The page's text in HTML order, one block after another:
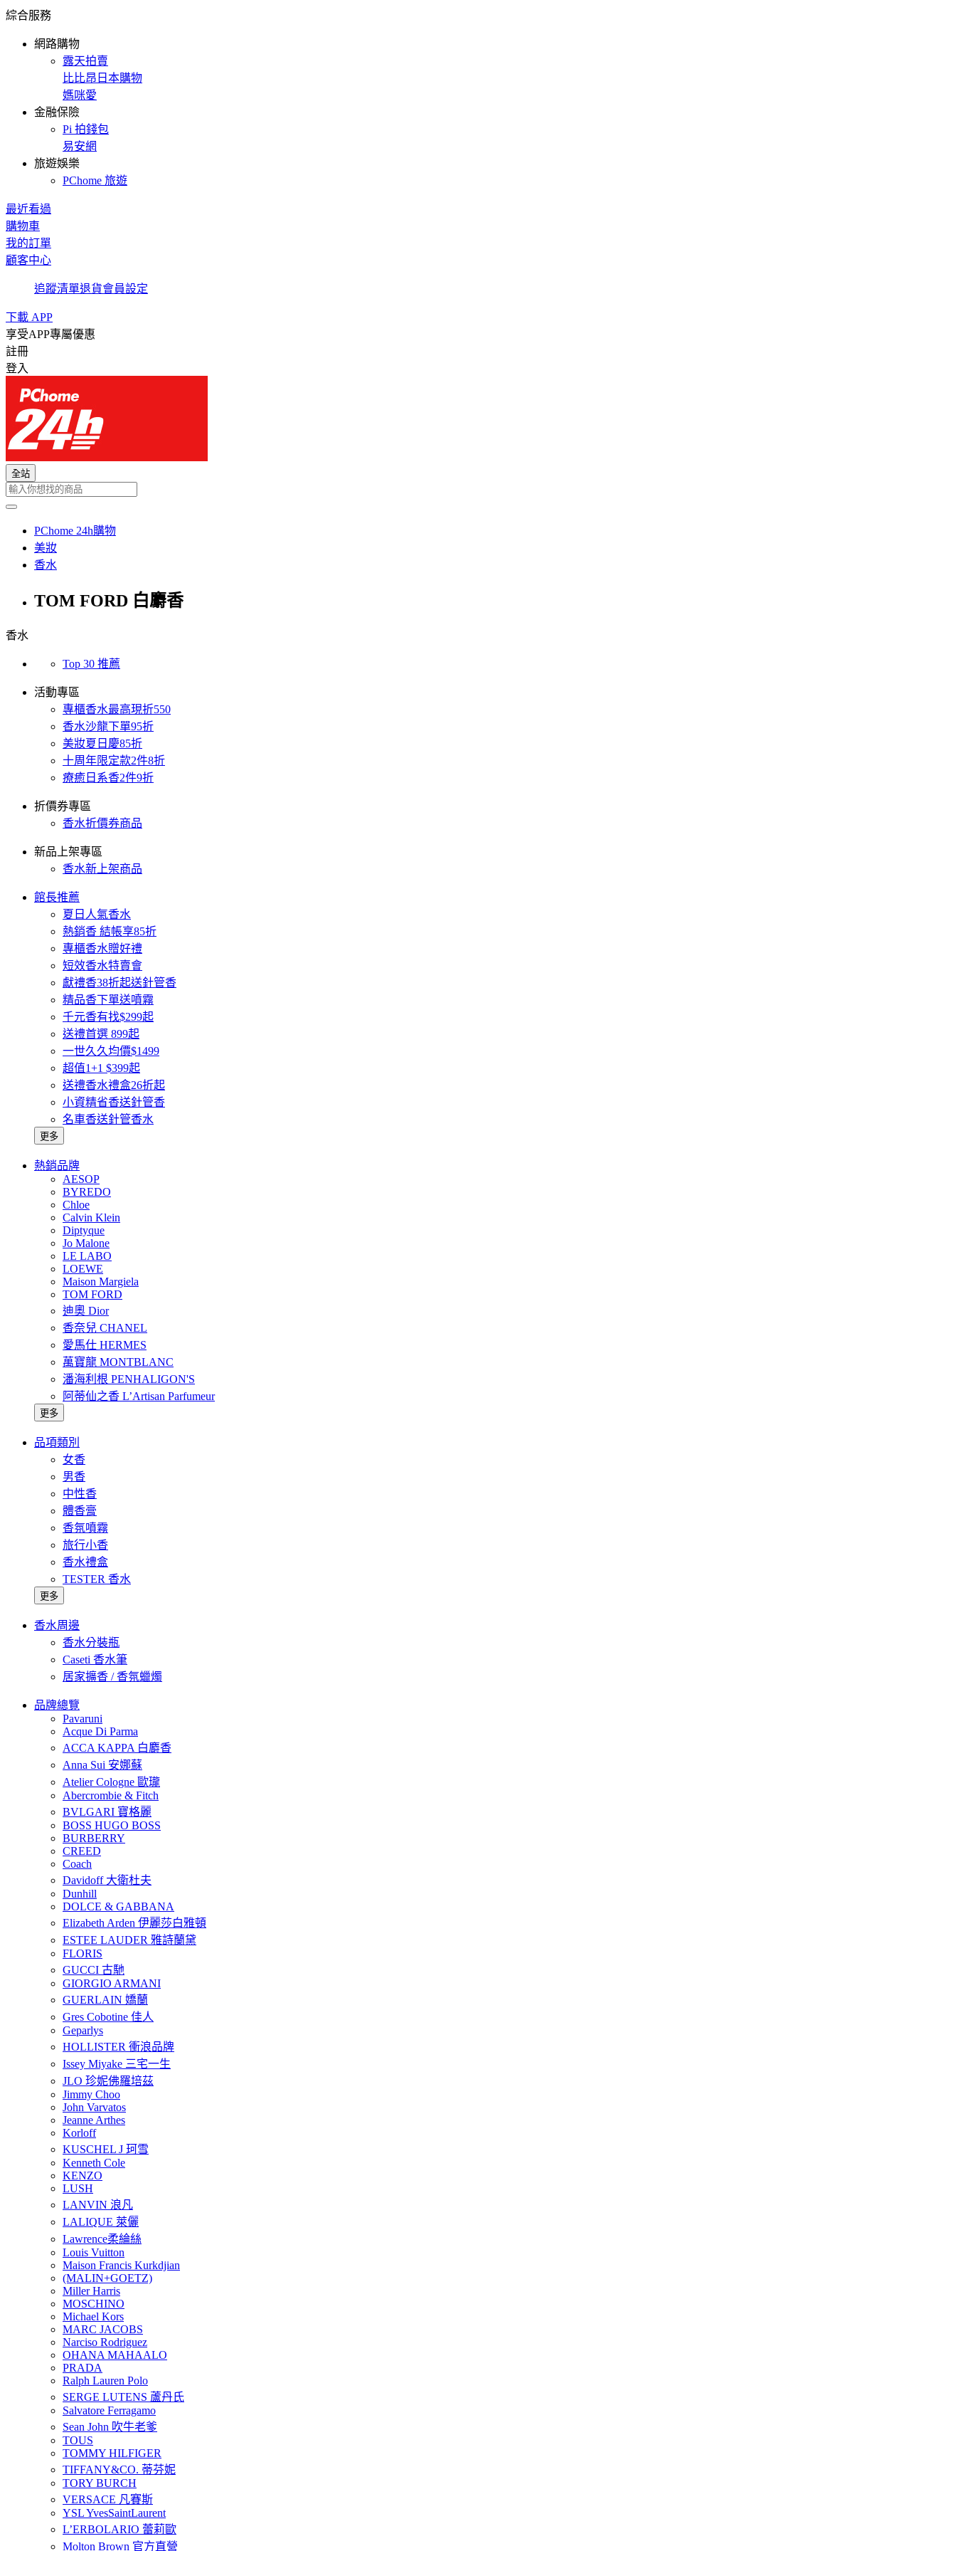
綜合服務
網路購物
露天拍賣
比比昂日本購物
媽咪愛
金融保險
Pi 拍錢包
易安網
旅遊娛樂
PChome 旅遊
最近看過
購物車
我的訂單
顧客中心
追蹤清單退貨會員設定
下載 APP
享受APP專屬優惠
註冊
登入
全站
PChome 24h購物
美妝
香水
TOM FORD 白麝香
香水
Top 30 推薦
活動專區
專櫃香水最高現折550
香水沙龍下單95折
美妝夏日慶85折
十周年限定款2件8折
療癒日系香2件9折
折價券專區
香水折價券商品
新品上架專區
香水新上架商品
館長推薦
夏日人氣香水
熱銷香 結帳享85折
專櫃香水贈好禮
短效香水特賣會
獻禮香38折起送針管香
精品香下單送噴霧
千元香有找$299起
送禮首選 899起
一世久久均價$1499
超值1+1 $399起
送禮香水禮盒26折起
小資精省香送針管香
名車香送針管香水
更多
熱銷品牌
AESOP
BYREDO
Chloe
Calvin Klein
Diptyque
Jo Malone
LE LABO
LOEWE
Maison Margiela
TOM FORD
迪奧 Dior
香奈兒 CHANEL
愛馬仕 HERMES
萬寶龍 MONTBLANC
潘海利根 PENHALIGON'S
阿蒂仙之香 L’Artisan Parfumeur
更多
品項類別
女香
男香
中性香
體香膏
香氛噴霧
旅行小香
香水禮盒
TESTER 香水
更多
香水周邊
香水分裝瓶
Caseti 香水筆
居家擴香 / 香氛蠟燭
品牌總覽
Pavaruni
Acque Di Parma
ACCA KAPPA 白麝香
Anna Sui 安娜蘇
Atelier Cologne 歐瓏
Abercrombie & Fitch
BVLGARI 寶格麗
BOSS HUGO BOSS
BURBERRY
CREED
Coach
Davidoff 大衛杜夫
Dunhill
DOLCE & GABBANA
Elizabeth Arden 伊麗莎白雅頓
ESTEE LAUDER 雅詩蘭黛
FLORIS
GUCCI 古馳
GIORGIO ARMANI
GUERLAIN 嬌蘭
Gres Cobotine 佳人
Geparlys
HOLLISTER 衝浪品牌
Issey Miyake 三宅一生
JLO 珍妮佛羅培茲
Jimmy Choo
John Varvatos
Jeanne Arthes
Korloff
KUSCHEL J 珂雪
Kenneth Cole
KENZO
LUSH
LANVIN 浪凡
LALIQUE 萊儷
Lawrence柔綸絲
Louis Vuitton
Maison Francis Kurkdjian
(MALIN+GOETZ)
Miller Harris
MOSCHINO
Michael Kors
MARC JACOBS
Narciso Rodriguez
OHANA MAHAALO
PRADA
Ralph Lauren Polo
SERGE LUTENS 蘆丹氏
Salvatore Ferragamo
Sean John 吹牛老爹
TOUS
TOMMY HILFIGER
TIFFANY&CO. 蒂芬妮
TORY BURCH
VERSACE 凡賽斯
YSL YvesSaintLaurent
L’ERBOLARIO 蕾莉歐
Molton Brown 官方直營